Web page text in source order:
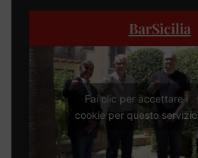
BarSicilia
Fai clic per accettare i
cookie per questo servizio